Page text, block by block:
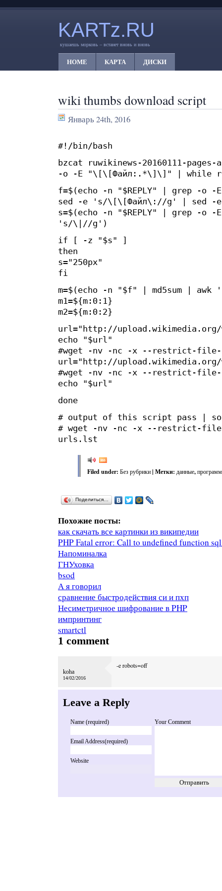
KARTz.RU
кушаешь морковь – встанет вновь и вновь
HOME КАРТА ДИСКИ
wiki thumbs download script
Январь 24th, 2016
#!/bin/bash
bzcat ruwikinews-20160111-
-o -E "\[\[Файл:.*\]\]" | while
f=$(echo -n "$REPLY" | grep -
sed -e 's/\[\[Файл\://g' | sed
s=$(echo -n "$REPLY" | grep -
's/\|//g')
if [ -z "$s" ]
then
s="250px"
fi
m=$(echo -n "$f" | md5sum |
m1=${m:0:1}
m2=${m:0:2}
url="http://upload.wikimedia.org/
echo "$url"
#wget -nv -nc -x --restrict-file-
url="http://
#wget -nv -nc -x --restrict-file-
echo "$url"
done
# output of this script pass |
# wget -nv -nc -x --restrict-file-
urls.lst
Filed under: Без рубрики| Метки: данные,
Поделиться…
Похожие посты:
как скачать все картинки из википедии
PHP Fatal error: Call to undefined function
Напоминалка
ГНУховка
bsod
А я говорил
сравнение быстродействия си и пхп
Несиметричное шифрование в PHP
импринтинг
smartctl
1 comment
koha
14/02/2016
-e robots=off
Leave a Reply
Name (required)
Email Address(required)
Website
Your Comment